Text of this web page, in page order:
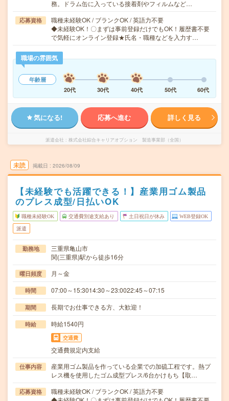
務。ドラム缶に入っている接着剤やフィルムなど…
応募資格
職種未経験OK / ブランクOK / 英語力不要
◆未経験OK！〇まずは事前登録だけでもOK！履歴書不要
で気軽にオンライン登録★氏名・職種などを入力す…
職場の雰囲気
年齢層
20代
30代 40代 50代 60代
気になる! 応募へ進む 詳しく見る
派遣会社 株式会社綜合キャリアオプション 製造事業部（全国）
未読 掲載日 2026/08/09
【未経験でも活躍できる！】産業用ゴム製品
のプレス成型/日払いOK
職種未経験OK 交通費別途支給あり 土日祝日が休み WEB登録OK
派遣
勤務地
三重県亀山市
関(三重県)駅から徒歩16分
曜日頻度 月～金
時間 07:00～15:3014:30～23:0022:45～07:15
期間 長期でお仕事できる方、大歓迎！
時給 時給1540円
交通費
交通費規定内支給
仕事内容
産業用ゴム製品を作っている企業での加硫工程です。熱プ
レス機を使用したゴム成型プレス/6台かけもち【取…
応募資格
職種未経験OK / ブランクOK / 英語力不要